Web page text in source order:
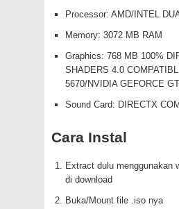
Processor: AMD/INTEL
Memory: 3072 MB RAM
Graphics: 768 MB 100%
SHADERS 4.0
5670/NVIDIA GEFORCE
Sound Card: DIRECTX
Cara Instal
Extract dulu menggunakan
di download
Buka/Mount file .iso nya